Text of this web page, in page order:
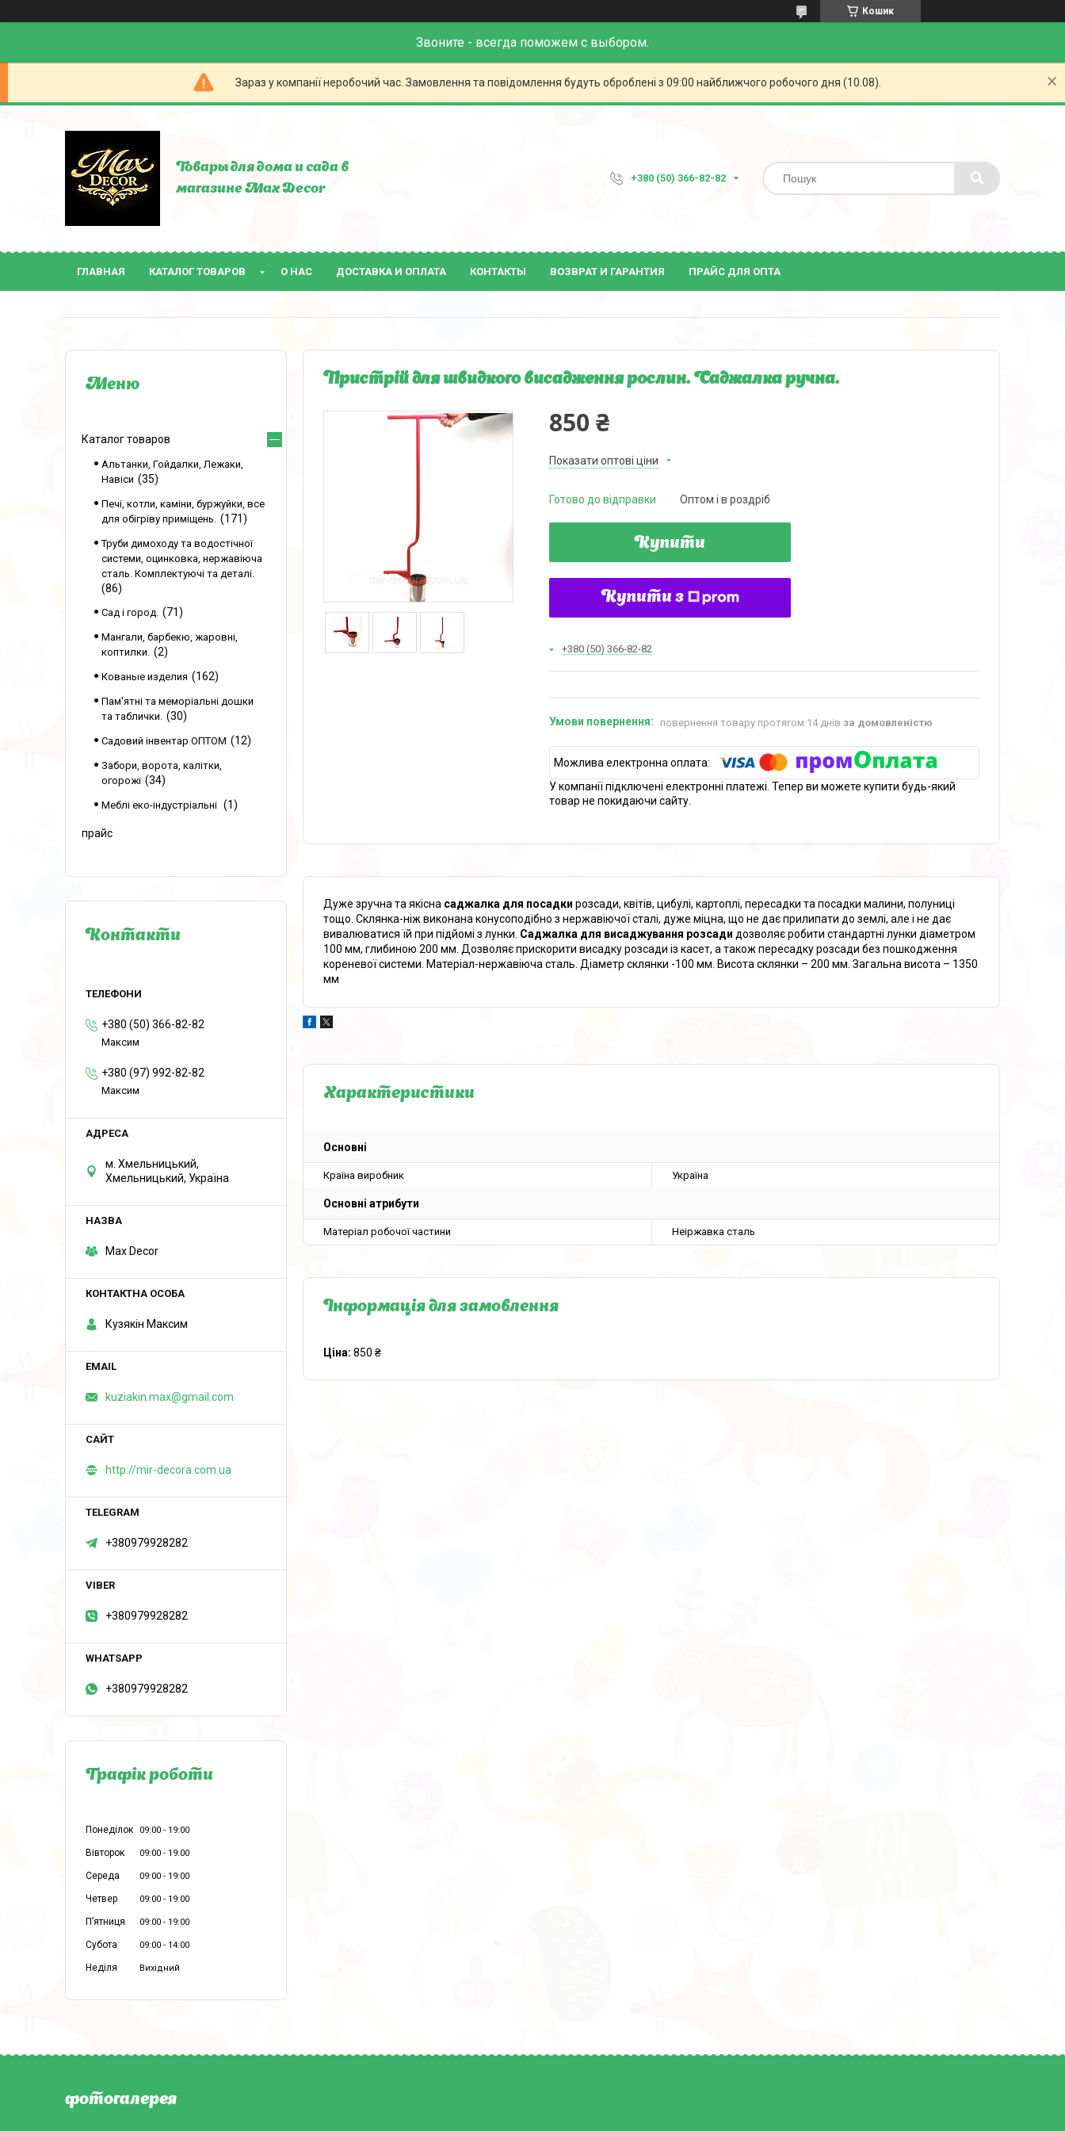
Кошик
Звоните - всегда поможем с выбором.
Зараз у компанії неробочий час. Замовлення та повідомлення будуть оброблені з 09:00 найближчого робочого дня (10.08).
Товары для дома и сада в
магазине Max Decor
+380 (50) 366-82-82
ГЛАВНАЯ КАТАЛОГ ТОВАРОВ О НАС ДОСТАВКА И ОПЛАТА КОНТАКТЫ ВОЗВРАТ И ГАРАНТИЯ ПРАЙС ДЛЯ ОПТА
Пристрій для швидкого висадження рослин. Саджалка ручна.
850 ₴
Показати оптові ціни
Готово до відправки Оптом і в роздріб
Купити
Купити з
+380 (50) 366-82-82
повернення товару протягом 14 днів за домовленістю
У компанії підключені електронні платежі. Тепер ви можете купити будь-який
товар не покидаючи сайту.
Дуже зручна та якісна саджалка для посадки розсади, квітів, цибулі, картоплі, пересадки та посадки малини, полуниці
тощо. Склянка-ніж виконана конусоподібно з нержавіючої сталі, дуже міцна, що не дає прилипати до землі, але і не дає
вивалюватися їй при підйомі з лунки. Саджалка для висаджування розсади дозволяє робити стандартні лунки діаметром
100 мм, глибиною 200 мм. Дозволяє прискорити висадку розсади із касет, а також пересадку розсади без пошкодження
кореневої системи. Матеріал-нержавіюча сталь. Діаметр склянки -100 мм. Висота склянки – 200 мм. Загальна висота – 1350
мм
Характеристики
Основні
Країна виробник Україна
Основні атрибути
Матеріал робочої частини Неіржавка сталь
Інформація для замовлення
Ціна: 850 ₴
Каталог товаров
Альтанки, Гойдалки, Лежаки,
Навіси
35
Печі, котли, каміни, буржуйки, все
для обігріву приміщень.
171
Труби димоходу та водостічної
системи, оцинковка, нержавіюча
сталь. Комплектуючі та деталі.
86
Сад і город. 71
Мангали, барбекю, жаровні,
коптилки.
2
Кованые изделия 162
Пам'ятні та меморіальні дошки
та таблички.
30
Садовий інвентар ОПТОМ 12
Забори, ворота, калітки,
огорожі
34
Меблі еко-індустріальні 1
прайс
Контакти
+380 (50) 366-82-82
Максим
+380 (97) 992-82-82
Максим
м. Хмельницький,
Хмельницький, Україна
Max Decor
Кузякін Максим
kuziakin.max@gmail.com
http://mir-decora.com.ua
+380979928282
+380979928282
+380979928282
Графік роботи
Понеділок 09:00 19:00
Вівторок 09:00 19:00
Середа 09:00 19:00
Четвер 09:00 19:00
Пʼятниця 09:00 19:00
Субота 09:00 14:00
Неділя Вихідний
фотогалерея